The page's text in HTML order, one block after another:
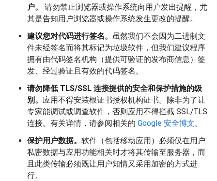
户。
请勿禁止浏览器或操作系统向用户发出提醒，尤
其是告知用户浏览器或操作系统发生更改的提醒。
建议您对代码进行签名。 虽然我们不会因为二进制文
件未经签名而将其标记为垃圾软件，但我们建议程序
拥有由代码签名机构（提供可验证的发布商信息）签
发、经过验证且有效的代码签名。
请勿降低 TLS/SSL 连接提供的安全和保护措施的级
别。 应用不得安装根证书授权机构证书。除非为了让
专家能调试或调查软件，否则应用不得拦截 SSL/TLS
连接。有关详情，请参阅相关的 Google 安全博文。
保护用户数据。 软件（包括移动应用）必须仅在用户
私密数据与应用功能相关时才将其传输至服务器，而
且此类传输必须既让用户知情又采用加密的方式进
行。